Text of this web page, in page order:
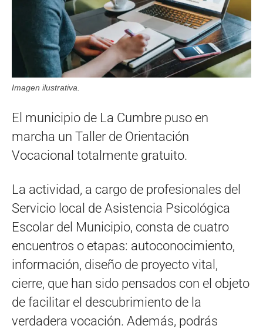
Imagen ilustrativa.
El municipio de La Cumbre puso en
marcha un Taller de Orientación
Vocacional totalmente gratuito.
La actividad, a cargo de profesionales del
Servicio local de Asistencia Psicológica
Escolar del Municipio, consta de cuatro
encuentros o etapas: autoconocimiento,
información, diseño de proyecto vital,
cierre, que han sido pensados con el objeto
de facilitar el descubrimiento de la
verdadera vocación. Además, podrás